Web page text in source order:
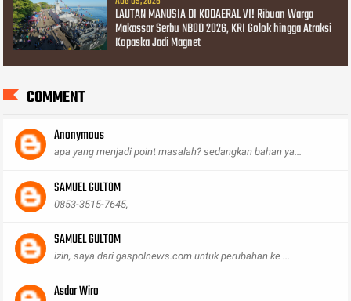
LAUTAN MANUSIA DI KODAERAL VI! Ribuan Warga
Makassar Serbu NBOD 2026, KRI Golok hingga Atraksi
Kopaska Jadi Magnet
COMMENT
Anonymous
apa yang menjadi point masalah? sedangkan bahan ya...
SAMUEL GULTOM
0853-3515-7645,
SAMUEL GULTOM
izin, saya dari gaspolnews.com untuk perubahan ke ...
Asdar Wiro